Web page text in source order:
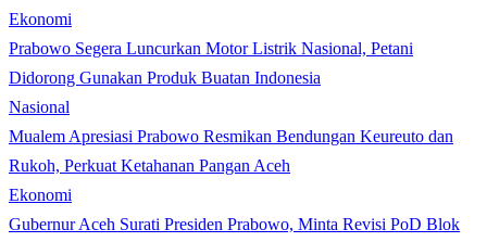
Ekonomi
Prabowo Segera Luncurkan Motor Listrik Nasional, Petani
Didorong Gunakan Produk Buatan Indonesia
Nasional
Mualem Apresiasi Prabowo Resmikan Bendungan Keureuto dan
Rukoh, Perkuat Ketahanan Pangan Aceh
Ekonomi
Gubernur Aceh Surati Presiden Prabowo, Minta Revisi PoD Blok